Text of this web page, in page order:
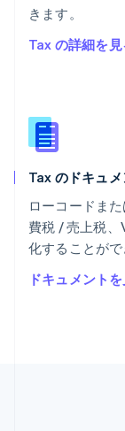
きます。
Tax の詳細を見
Tax のドキュメ
ローコードま
費税 / 売上税
化することがで
ドキュメント
ポルトガル
マルタ
メキシコ
Español
English
リトアニア
English
リヒテンシ
Deutsch
ルーマニア
English